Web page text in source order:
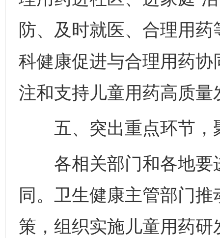
防、及时就医、合理用
科健康促进与合理用药
注和支持儿童用药高质量
五、突出重点环节，
各相关部门和各地要
同。卫生健康主管部门
策，组织实施儿童用药